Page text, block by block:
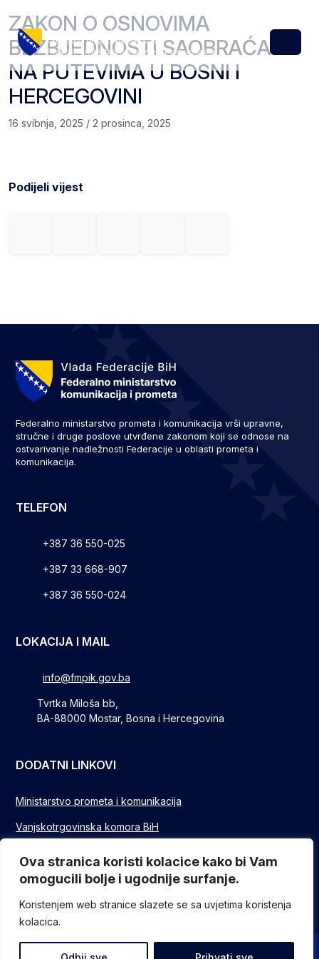
Ova stranica koristi kolacice kako bi Vam
omogucili bolje i ugodnije surfanje.
Koristenjem web stranice slazete se sa uvjetima koristenja
kolacica.
Menu
ZAKON O OSNOVIMA
BEZBJEDNOSTI SAOBRAĆAJA
NA PUTEVIMA U BOSNI I
HERCEGOVINI
16 svibnja, 2025 / 2 prosinca, 2025
Podijeli vijest
Federalno ministarstvo prometa i komunikacija vrši upravne,
stručne i druge poslove utvrđene zakonom koji se odnose na
ostvarivanje nadležnosti Federacije u oblasti prometa i
komunikacija.
TELEFON
+387 36 550-025
+387 33 668-907
+387 36 550-024
LOKACIJA I MAIL
info@fmpik.gov.ba
Tvrtka Miloša bb,
BA-88000 Mostar, Bosna i Hercegovina
DODATNI LINKOVI
Ministarstvo prometa i komunikacija
Vanjskotrgovinska komora BiH
FUZIP Sarajevo
© Sva prava pridržana - Federalno ministarstvo komunikacija i